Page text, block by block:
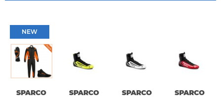
NEWNEW
SPARCO SPARCO SPARCO SPARCO